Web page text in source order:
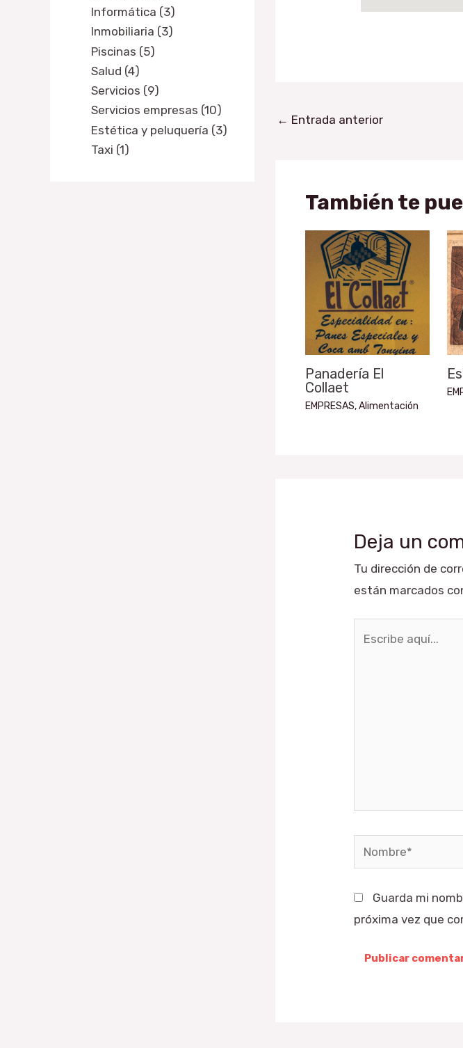
Informática (3)
Inmobiliaria (3)
Piscinas (5)
Salud (4)
Servicios (9)
Servicios empresas (10)
Estética y peluquería (3)
Taxi (1)
← Entrada anterior
También te
Panadería El
Collaet
EMPRESAS,Alimentación
Deja un
Tu dirección de
están marcados
Nombre*
Guarda mi
próxima vez que